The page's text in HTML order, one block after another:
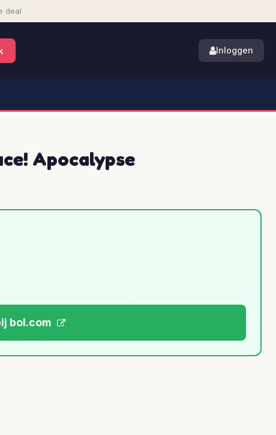
deal
Inloggen
Apocalypse
bol.com